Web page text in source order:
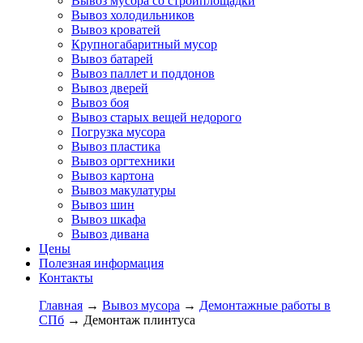
Вывоз холодильников
Вывоз кроватей
Крупногабаритный мусор
Вывоз батарей
Вывоз паллет и поддонов
Вывоз дверей
Вывоз боя
Вывоз старых вещей недорого
Погрузка мусора
Вывоз пластика
Вывоз оргтехники
Вывоз картона
Вывоз макулатуры
Вывоз шин
Вывоз шкафа
Вывоз дивана
Цены
Полезная информация
Контакты
Главная → Вывоз мусора → Демонтажные работы в
СПб → Демонтаж плинтуса